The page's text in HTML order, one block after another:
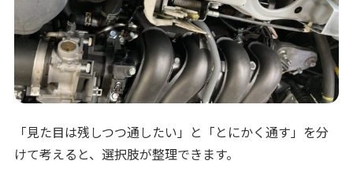
「見た目は残しつつ通したい」と「とにかく通す」を分
けて考えると、選択肢が整理できます。